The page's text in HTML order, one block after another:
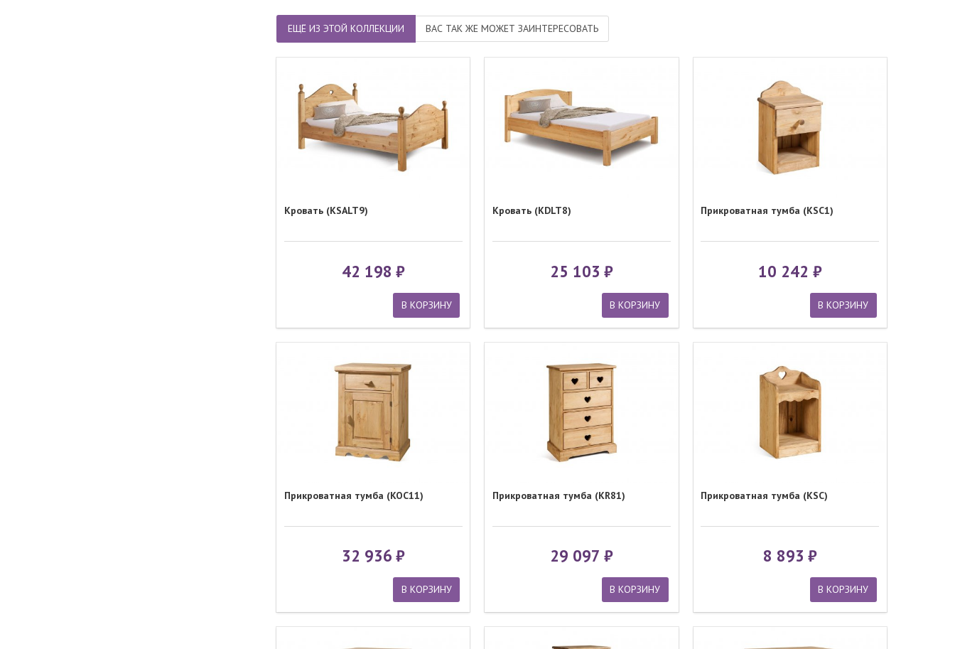
ЕЩЁ ИЗ ЭТОЙ КОЛЛЕКЦИИ ВАС ТАК ЖЕ МОЖЕТ ЗАИНТЕРЕСОВАТЬ
Кровать (KSALT9)
42 198
В КОРЗИНУ
Кровать (KDLT8)
25 103
В КОРЗИНУ
Прикроватная тумба (KSC1)
10 242
В КОРЗИНУ
Прикроватная тумба (KOC11)
32 936
В КОРЗИНУ
Прикроватная тумба (KR81)
29 097
В КОРЗИНУ
Прикроватная тумба (KSC)
8 893
В КОРЗИНУ